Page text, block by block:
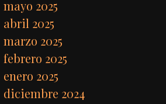
mayo 2025
abril 2025
marzo 2025
febrero 2025
enero 2025
diciembre 2024